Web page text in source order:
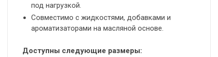
под нагрузкой.
Совместимо с жидкостями, добавками и
ароматизаторами на масляной основе.
Доступны следующие размеры: